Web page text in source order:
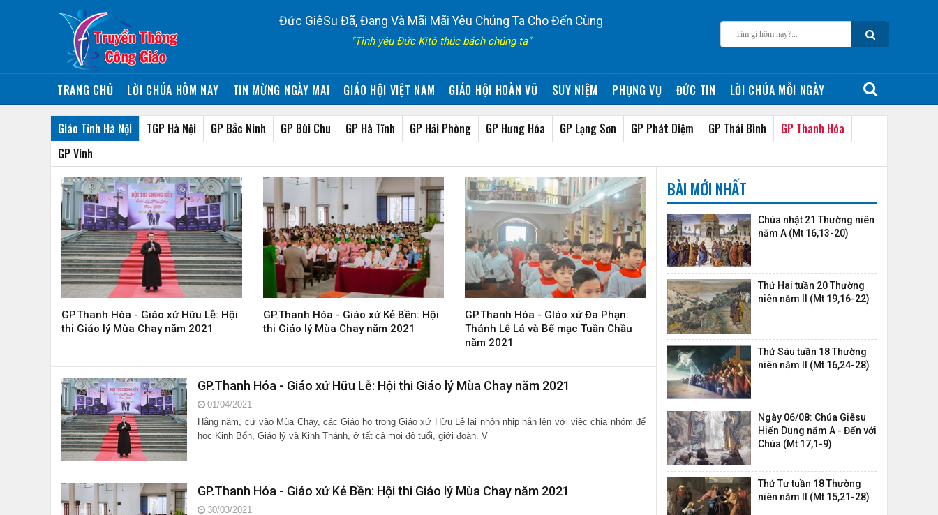
Đức GiêSu Đã, Đang Và Mãi Mãi Yêu Chúng Ta Cho Đến Cùng
"Tình yêu Đức Kitô thúc bách chúng ta"
TRANG CHỦ LỜI CHÚA HÔM NAY TIN MỪNG NGÀY MAI GIÁO HỘI VIỆT NAM GIÁO HỘI HOÀN VŨ SUY NIỆM PHỤNG VỤ ĐỨC TIN LỜI CHÚA MỖI NGÀY
Giáo Tỉnh Hà Nội TGP Hà Nội GP Bắc Ninh GP Bùi Chu GP Hà Tĩnh GP Hải Phòng GP Hưng Hóa GP Lạng Sơn GP Phát Diệm GP Thái Bình
GP Thanh Hóa
GP Vinh
GP.Thanh Hóa - Giáo xứ Hữu Lễ: Hội
thi Giáo lý Mùa Chay năm 2021
GP.Thanh Hóa - Giáo xứ Kẻ Bền: Hội
thi Giáo lý Mùa Chay năm 2021
GP.Thanh Hóa - GIáo xứ Đa Phạn:
Thánh Lễ Lá và Bế mạc Tuần Chầu
năm 2021
GP.Thanh Hóa - Giáo xứ Hữu Lễ: Hội thi Giáo lý Mùa Chay năm 2021
01/04/2021
Hằng năm, cứ vào Mùa Chay, các Giáo họ trong Giáo xứ Hữu Lễ lại nhộn nhịp hẳn lên với việc chia nhóm để
học Kinh Bổn, Giáo lý và Kinh Thánh, ở tất cả mọi độ tuổi, giới đoàn. V
GP.Thanh Hóa - Giáo xứ Kẻ Bền: Hội thi Giáo lý Mùa Chay năm 2021
30/03/2021
BÀI MỚI NHẤT
Chúa nhật 21 Thường niên
năm A (Mt 16,13-20)
Thứ Hai tuần 20 Thường
niên năm II (Mt 19,16-22)
Thứ Sáu tuần 18 Thường
niên năm II (Mt 16,24-28)
Ngày 06/08: Chúa Giêsu
Hiển Dung năm A - Đến với
Chúa (Mt 17,1-9)
Thứ Tư tuần 18 Thường
niên năm II (Mt 15,21-28)